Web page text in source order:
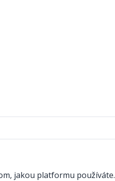
jakou platformu používáte.